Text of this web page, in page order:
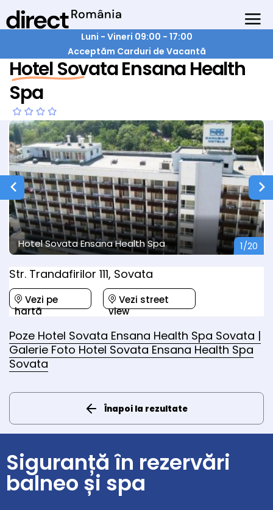
Luni - Vineri 09:00 - 17:00
Acceptăm Carduri de Vacantă
Hotel Sovata Ensana Health
Spa
Str. Trandafirilor 111, Sovata
Vezi pe
hartă
Vezi street
view
Poze Hotel Sovata Ensana Health Spa Sovata |
Galerie Foto Hotel Sovata Ensana Health Spa
Sovata
Înapoi la rezultate
Siguranță în rezervări
balneo și spa